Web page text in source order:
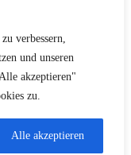
verbessern,
und unseren
akzeptieren"
zu.
Alle akzeptieren
Start-up Start-ups
Ôsterreich
.